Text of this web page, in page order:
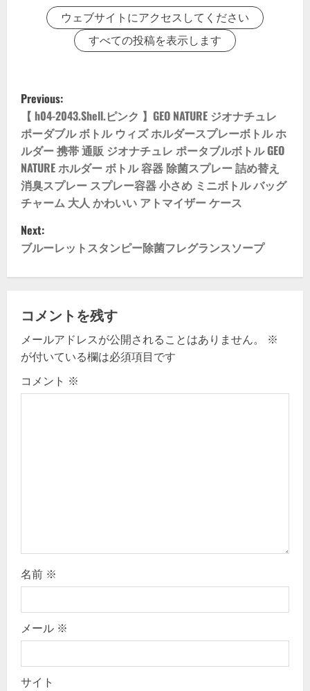
ウェブサイトにアクセスしてください
すべての投稿を表示します
P
o
s
t
n
a
g
a
t
Previous:
【 h04-2043.Shell.ピンク 】GEO NATURE ジオナチュレ
ポーダブル ボトル ウィズ ホルダースプレーボトル ホ
ルダー 携帯 通販 ジオナチュレ ポータブルボトル GEO
NATURE ホルダー ボトル 容器 除菌スプレー 詰め替え
消臭スプレー スプレー容器 小さめ ミニボトル バッグ
チャーム 大人 かわいい アトマイザー ケース
Next:
ブルーレットスタンピー除菌フレグランスソープ
コメントを残す
メールアドレスが公開されることはありません。
※
が付いている欄は必須項目です
コメント ※
名前 ※
メール ※
サイト